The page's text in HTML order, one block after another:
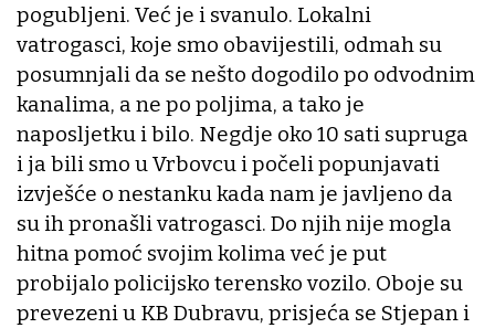
pogubljeni. Već je i svanulo. Lokalni
vatrogasci, koje smo obavijestili, odmah su
posumnjali da se nešto dogodilo po odvodnim
kanalima, a ne po poljima, a tako je
naposljetku i bilo. Negdje oko 10 sati supruga
i ja bili smo u Vrbovcu i počeli popunjavati
izvješće o nestanku kada nam je javljeno da
su ih pronašli vatrogasci. Do njih nije mogla
hitna pomoć svojim kolima već je put
probijalo policijsko terensko vozilo. Oboje su
prevezeni u KB Dubravu, prisjeća se Stjepan i